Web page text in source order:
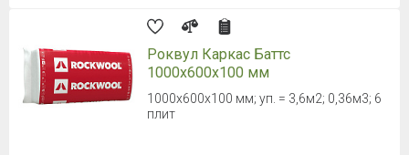
Роквул Каркас Баттс
1000х600х100 мм
1000х600х100 мм; уп. = 3,6м2; 0,36м3; 6
плит